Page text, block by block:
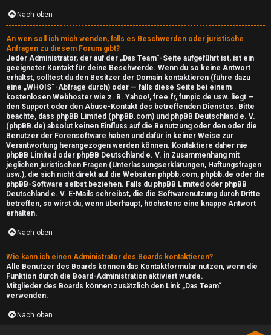
Nach oben
An wen soll ich mich wenden, falls es Beschwerden oder juristische
Anfragen zu diesem Forum gibt?
Jeder Administrator, der auf der „Das Team“-Seite aufgeführt ist, ist ein
geeigneter Kontakt für deine Beschwerde. Wenn du so keine Antwort
erhältst, solltest du den Besitzer der Domain kontaktieren (führe dazu
eine „WHOIS“-Abfrage durch) oder — falls diese Seite bei einem
kostenlosen Webhoster wie z. B. Yahoo!, free.fr, funpic.de usw. liegt —
den Support oder den Abuse-Kontakt des betreffenden Dienstes. Bitte
beachte, dass phpBB Limited (phpBB.com) und phpBB Deutschland e. V.
(phpBB.de) absolut keinen Einfluss auf die Benutzung oder den oder die
Benutzer der Forensoftware haben und dafür in keiner Weise zur
Verantwortung herangezogen werden können. Kontaktiere daher nie
phpBB Limited oder phpBB Deutschland e. V. in Zusammenhang mit
jeglichen juristischen Fragen (Unterlassungserklärungen, Haftungsfragen
usw.), die sich nicht direkt auf die Websiten phpbb.com, phpbb.de oder die
phpBB-Software selbst beziehen. Falls du phpBB Limited oder phpBB
Deutschland e. V. E-Mails schreibst, die die Softwarenutzung durch Dritte
betreffen, so wirst du, wenn überhaupt, höchstens eine knappe Antwort
erhalten.
Nach oben
Wie kann ich einen Administrator des Boards kontaktieren?
Alle Benutzer des Boards können das Kontaktformular nutzen, wenn die
Funktion durch die Board-Administration aktiviert wurde.
Mitglieder des Boards können zusätzlich den Link „Das Team“
verwenden.
Nach oben
↳
N
e
x
C
a
s
t